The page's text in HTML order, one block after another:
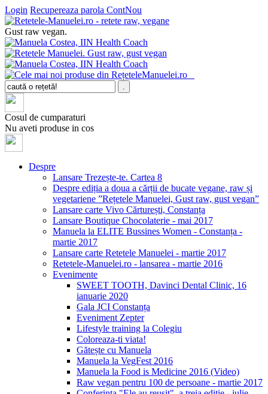
Login Recupereaza parola ContNou
Gust raw vegan.
Cosul de cumparaturi
Nu aveti produse in cos
Despre
Lansare Trezește-te. Cartea 8
Despre ediția a doua a cărții de bucate vegane, raw și
vegetariene ”Rețetele Manuelei, Gust raw, gust vegan”
Lansare carte Vivo Cărturești, Constanța
Lansare Boutique Chocolaterie - mai 2017
Manuela la ELITE Bussines Women - Constanța -
martie 2017
Lansare carte Retetele Manuelei - martie 2017
Retetele-Manuelei.ro - lansarea - martie 2016
Evenimente
SWEET TOOTH, Davinci Dental Clinic, 16
ianuarie 2020
Gala JCI Constanța
Eveniment Zepter
Lifestyle training la Colegiu
Coloreaza-ti viata!
Gătește cu Manuela
Manuela la VegFest 2016
Manuela la Food is Medicine 2016 (Video)
Raw vegan pentru 100 de persoane - martie 2017